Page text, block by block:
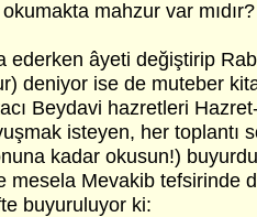
mahzur var mıdır?
ederken âyeti değiştirip
deniyor ise de muteber
Beydavi hazretleri
isteyen, her toplantı
kadar okusun!)
mesela Mevakib tefsirinde
buyuruluyor ki: